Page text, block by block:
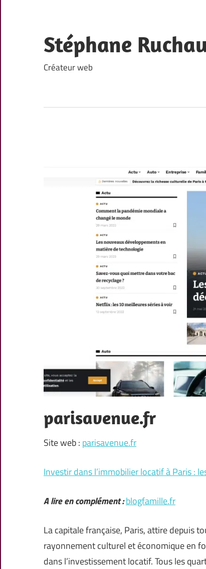
content
Stéphane
Créateur web
parisavenue.fr
Site web : parisavenue.fr
Investir dans l’immobilier locatif à Paris :
A lire en complément :blogfamille.fr
La capitale française, Paris, attire depuis
rayonnement culturel et économique en
dans l’investissement locatif. Tous les